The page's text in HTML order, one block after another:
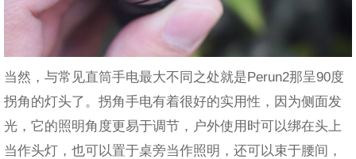
当然，与常见直筒手电最大不同之处就是Perun2那呈90度
拐角的灯头了。拐角手电有着很好的实用性，因为侧面发
光，它的照明角度更易于调节，户外使用时可以绑在头上
当作头灯，也可以置于桌旁当作照明，还可以束于腰间，